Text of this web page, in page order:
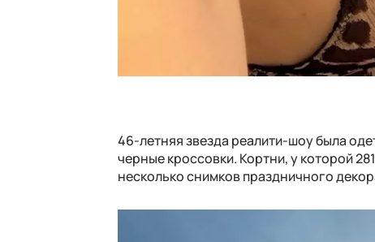
46-летняя звезда реалити-шоу была
черные кроссовки. Кортни, у которой
несколько снимков праздничного